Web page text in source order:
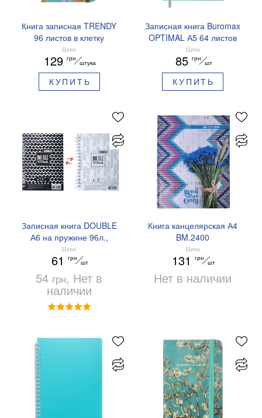
Книга записная TRENDY
96 листов в клетку
136х207 мм BUROMAX
BM.255111
Цена
129 грн
штука
КУПИТЬ
Записная книга Buromax
OPTIMAL А5 64 листов
клетка BM.25514101
Цена
85 грн
шт
КУПИТЬ
Записная книга DOUBLE
А6 на пружине 96л.,
клетка, твердый ламин.
переплет Buromax
BM.24671101
Цена
61 грн
шт
54 грн, Нет в
наличии
Книга канцелярская А4
BM.2400
Цена
131 грн
шт
Нет в наличии